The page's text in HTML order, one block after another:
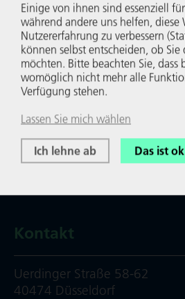
Kontakt
Uerdinger Straße 58-62
40474 Düsseldorf
Einige von ihnen sind essenziell
während andere uns helfen, diese
Nutzer­er­fah­rung zu verbessern
können selbst entscheiden, ob Sie
möchten. Bitte beachten Sie,
womöglich nicht mehr alle
Verfügung stehen.
Lassen Sie mich wählen
Ich lehne ab Das ist ok